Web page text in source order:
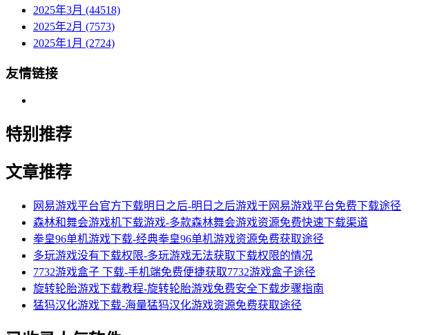
2025年3月 (44518)
2025年2月 (7573)
2025年1月 (2724)
友情链接
特别推荐
文章推荐
网易游戏平台官方下载明日之后-明日之后游戏于网易游戏平台免费下载途径
森林和舞会游戏机下载游戏-多款森林舞会游戏资源免费快速下载渠道
拳皇96单机游戏下载-经典拳皇96单机游戏资源免费获取途径
多玩游戏没有下载权限-多玩游戏无法获取下载权限的情况
7732游戏盒子 下载-手机端免费便捷获取7732游戏盒子途径
旋转轮胎游戏下载教程-旋转轮胎游戏免费安全下载步骤指南
猛犸汉化游戏下载-海量猛犸汉化游戏资源免费获取途径